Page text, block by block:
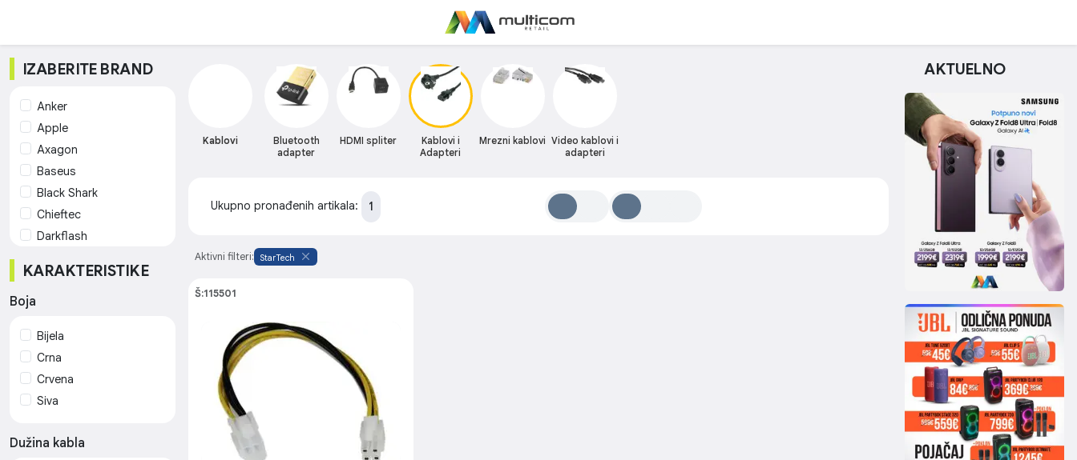
IZABERITE BRAND
Anker
Apple
Axagon
Baseus
Black Shark
Chieftec
Darkflash
DeLOCK
FAST ASIA
Goodbay
Inter-Tech
Joyroom
Linkom
KARAKTERISTIKE
Boja
Bijela
Crna
Crvena
Siva
Dužina kabla
Kablovi
Bluetooth
adapter
HDMI spliter
Kablovi i
Adapteri
Mrezni kablovi Video kablovi i
adapteri
Ukupno pronađenih artikala: 1
Aktivni filteri: StarTech
Š:115501
AKTUELNO